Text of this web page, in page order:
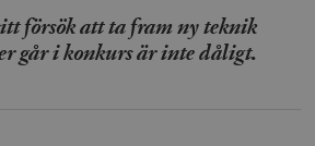
försök att ta fram ny teknik
går i konkurs är inte dåligt.